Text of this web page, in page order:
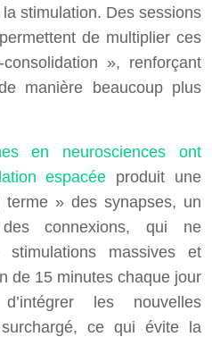
stimulation. Des sessions
de multiplier ces
», renforçant
manière beaucoup plus
en neurosciences ont
espacée produit une
» des synapses, un
des connexions, qui ne
massives et
de 15 minutes chaque jour
les nouvelles
ce qui évite la